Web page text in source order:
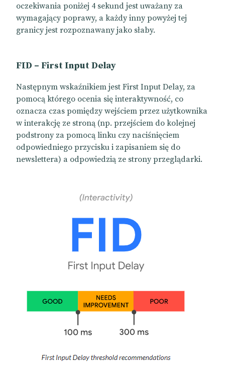
oczekiwania poniżej 4 sekund jest uważany za
wymagający poprawy, a każdy inny powyżej tej
granicy jest rozpoznawany jako słaby.
FID – First Input Delay
Następnym wskaźnikiem jest First Input Delay, za
pomocą którego ocenia się interaktywność, co
oznacza czas pomiędzy wejściem przez użytkownika
w interakcję ze stroną (np. przejściem do kolejnej
podstrony za pomocą linku czy naciśnięciem
odpowiedniego przycisku i zapisaniem się do
newslettera) a odpowiedzią ze strony przeglądarki.